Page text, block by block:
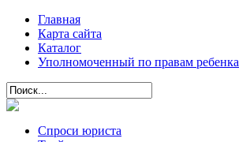
Главная
Карта сайта
Каталог
Уполномоченный по правам ребенка
Спроси юриста